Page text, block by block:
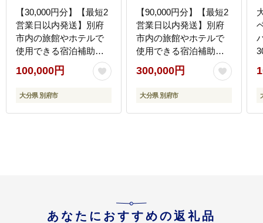
【30,000円分】【最短2
営業日以内発送】別府
市内の旅館やホテルで
使用できる宿泊補助
券 楽しい旅の思い出
を！ 宿泊券 大分県 別府
市 3000円 15000円 3万
ホテル 旅館 温泉 旅行
100,000円
大分県 別府市
【90,000円分】【最短2
営業日以内発送】別府
市内の旅館やホテルで
使用できる宿泊補助
券 楽しい旅の思い出
を！ 宿泊券 大分県 別府
市 3000円 15000円 3万
ホテル 旅館 温泉 旅行
300,000円
大分県 別府市
あなたにおすすめの返礼品